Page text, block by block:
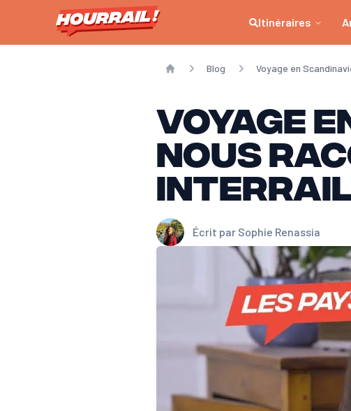
Itinéraires
Blog Voyage en
Voyage
nous
Écrit par Sophie Renassia